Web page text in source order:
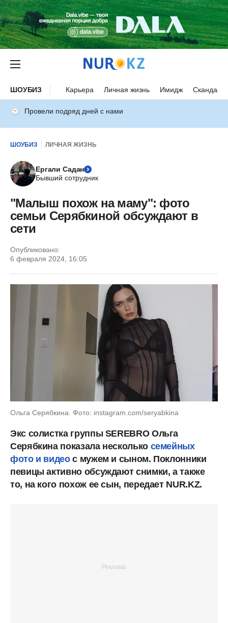
ШОУБИЗ Карьера Личная жизнь Имидж Скандалы
Провели подряд дней с нами
ШОУБИЗ ЛИЧНАЯ ЖИЗНЬ
Ергали Садан
Бывший сотрудник
"Малыш похож на маму": фото
семьи Серябкиной обсуждают в
сети
Опубликовано:
6 февраля 2024, 16:05
Ольга Серябкина. Фото: instagram.com/seryabkina
Экс солистка группы SEREBRO Ольга
Серябкина показала несколько семейных
фото и видеос мужем и сыном. Поклонники
певицы активно обсуждают снимки, а также
то, на кого похож ее сын, передает NUR.KZ.